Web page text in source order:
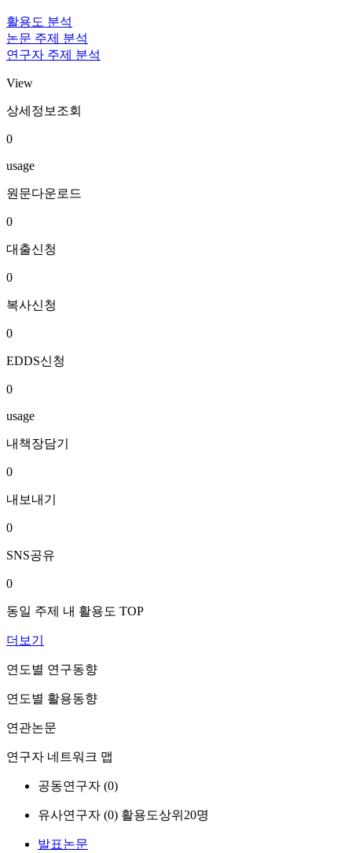
활용도 분석
논문 주제 분석
연구자 주제 분석
View
상세정보조회
0
usage
원문다운로드
0
대출신청
0
복사신청
0
EDDS신청
0
usage
내책장담기
0
내보내기
0
SNS공유
0
동일 주제 내 활용도 TOP
더보기
연도별 연구동향
연도별 활용동향
연관논문
연구자 네트워크 맵
공동연구자 (0)
유사연구자 (0) 활용도상위20명
발표논문